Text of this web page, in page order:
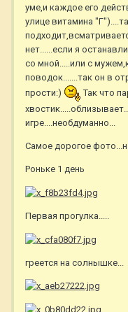
уме,и каждое его
улице витамина
нет......если я
со мной.....или с
поводок.......так он в
прости:)
Так что
игре....необдуманно...
Самое дорогое
Роньке 1 день
Первая прогулка.....
греется на солнышке...